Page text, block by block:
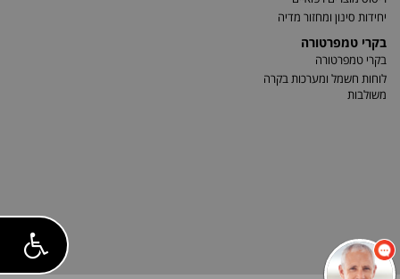
יחידות סינון ומחזור מדיה
בקרי טמפרטורה
בקרי טמפרטורה
לוחות חשמל ומערכות בקרה
משולבות